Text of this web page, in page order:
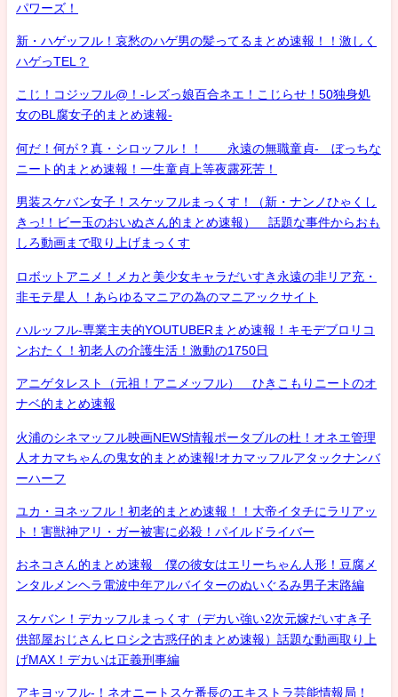
パワーズ！
新・ハゲッフル！哀愁のハゲ男の髪ってるまとめ速報！！激しく
ハゲっTEL？
こじ！コジッフル@！-レズっ娘百合ネエ！こじらせ！50独身処
女のBL腐女子的まとめ速報-
何だ！何が？真・シロッフル！！ 永遠の無職童貞- ぼっちな
ニート的まとめ速報！一生童貞上等夜露死苦！
男装スケバン女子！スケッフルまっくす！（新・ナンノひゃくし
きっ!！ビー玉のおいぬさん的まとめ速報） 話題な事件からおも
しろ動画まで取り上げまっくす
ロボットアニメ！メカと美少女キャラだいすき永遠の非リア充・
非モテ星人 ！あらゆるマニアの為のマニアックサイト
ハルッフル-専業主夫的YOUTUBERまとめ速報！キモデブロリコ
ンおたく！初老人の介護生活！激動の1750日
アニゲタレスト（元祖！アニメッフル） ひきこもりニートのオ
ナベ的まとめ速報
火浦のシネマッフル映画NEWS情報ポータブルの杜！オネエ管理
人オカマちゃんの鬼女的まとめ速報!オカマッフルアタックナンバ
ーハーフ
ユカ・ヨネッフル！初老的まとめ速報！！大帝イタチにラリアッ
ト！害獣神アリ・ガー被害に必殺！パイルドライバー
おネコさん的まとめ速報 僕の彼女はエリーちゃん人形！豆腐メ
ンタルメンヘラ電波中年アルバイターのぬいぐるみ男子末路編
スケバン！デカッフルまっくす（デカい強い2次元嫁だいすき子
供部屋おじさんヒロシ之古惑仔的まとめ速報）話題な動画取り上
げMAX！デカいは正義刑事編
アキヨッフル-！ネオニートスケ番長のエキストラ芸能情報局！